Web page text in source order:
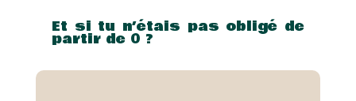
Et si tu n’étais pas obligé de
partir de 0 ?